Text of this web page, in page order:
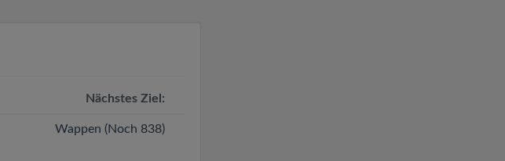
Nächstes Ziel:
Wappen (Noch 838)